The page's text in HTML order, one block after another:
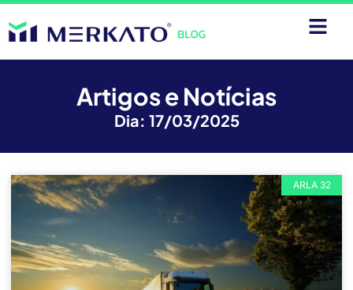
Artigos e Notícias
Dia: 17/03/2025
ARLA 32